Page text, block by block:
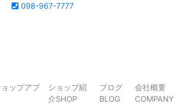
098-967-7777
ショップ紹
介SHOP
ブログ
BLOG
会社概要
COMPANY